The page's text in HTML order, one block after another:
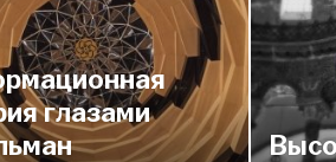
глазами